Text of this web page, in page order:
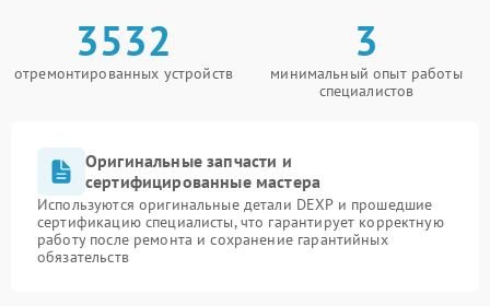
3532
отремонтированных устройств
3
минимальный опыт работы
специалистов
Оригинальные запчасти и
сертифицированные мастера
Используются оригинальные детали DEXP и прошедшие
сертификацию специалисты, что гарантирует корректную
работу после ремонта и сохранение гарантийных
обязательств